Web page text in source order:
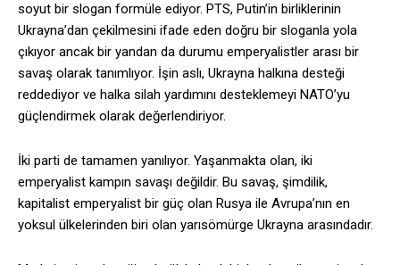
soyut bir slogan formüle ediyor. PTS, Putin’in birliklerinin
Ukrayna’dan çekilmesini ifade eden doğru bir sloganla yola
çıkıyor ancak bir yandan da durumu emperyalistler arası bir
savaş olarak tanımlıyor. İşin aslı, Ukrayna halkına desteği
reddediyor ve halka silah yardımını desteklemeyi NATO’yu
güçlendirmek olarak değerlendiriyor.
İki parti de tamamen yanılıyor. Yaşanmakta olan, iki
emperyalist kampın savaşı değildir. Bu savaş, şimdilik,
kapitalist emperyalist bir güç olan Rusya ile Avrupa’nın en
yoksul ülkelerinden biri olan yarısömürge Ukrayna arasındadır.